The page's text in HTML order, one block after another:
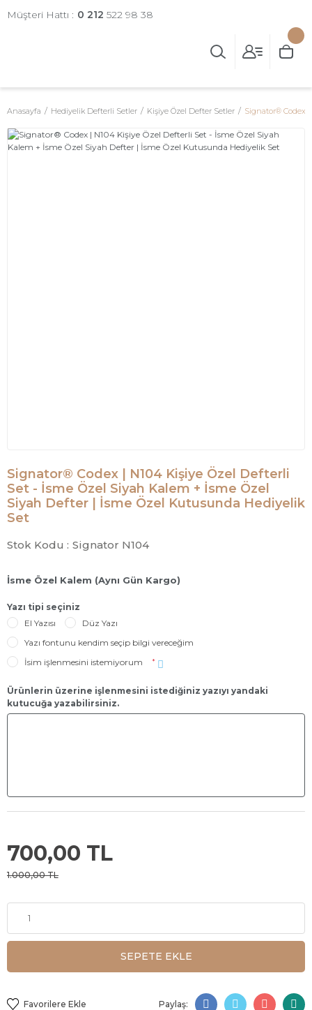
Müşteri Hattı : 0 212 522 98 38
Anasayfa Hediyelik Defterli Setler Kişiye Özel Defter Setler Signator® Codex
Signator® Codex | N104 Kişiye Özel Defterli
Set - İsme Özel Siyah Kalem + İsme Özel
Siyah Defter | İsme Özel Kutusunda Hediyelik
Set
Stok Kodu : Signator N104
İsme Özel Kalem (Aynı Gün Kargo)
Yazı tipi seçiniz
El Yazısı
Düz Yazı
Yazı fontunu kendim seçip bilgi vereceğim
İsim işlenmesini istemiyorum
*
Ürünlerin üzerine işlenmesini istediğiniz yazıyı yandaki
kutucuğa yazabilirsiniz.
700,00 TL
1.000,00 TL
SEPETE EKLE
Paylaş: